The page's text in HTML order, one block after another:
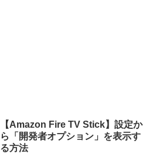
【Amazon Fire TV Stick】設定か
ら「開発者オプション」を表示す
る方法